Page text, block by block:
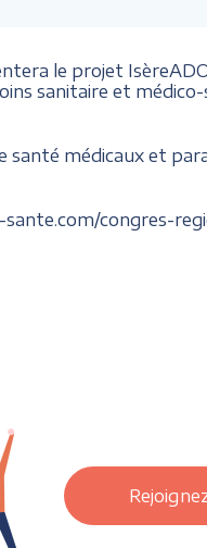
le projet
sanitaire et médico-
santé médicaux et
congres-